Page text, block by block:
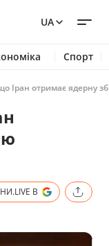
UA
Спорт
Іран отримає ядерну
В